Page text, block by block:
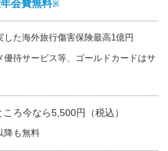
会費無料※
た海外旅行傷害保険最高1億円
待サービス等、ゴールドカードはサ
ろ今なら5,500円（税込）
降も無料